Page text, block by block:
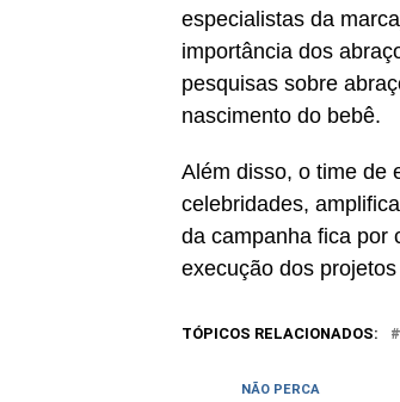
especialistas da
importância dos
pesquisas sobre
nascimento do bebê.
Além disso, o time de
celebridades,
da campanha fica por
execução dos
TÓPICOS RELACIONADOS:
NÃO PERCA